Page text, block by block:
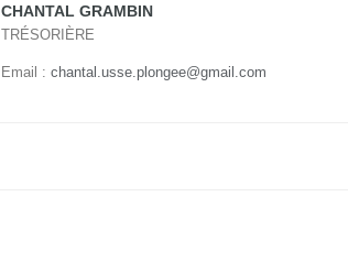
CHANTAL GRAMBIN
TRÉSORIÈRE
Email : chantal.usse.plongee@gmail.com